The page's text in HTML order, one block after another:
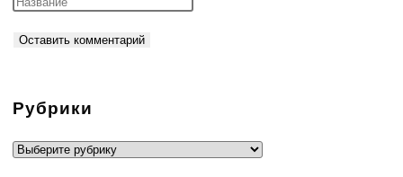
Рубрики
Рубрики